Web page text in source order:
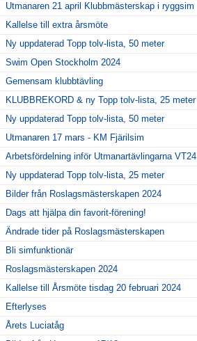
Utmanaren 21 april Klubbmästerskap i ryggsim
Kallelse till extra årsmöte
Ny uppdaterad Topp tolv-lista, 50 meter
Swim Open Stockholm 2024
Gemensam klubbtävling
KLUBBREKORD & ny Topp tolv-lista, 25 meter
Ny uppdaterad Topp tolv-lista, 50 meter
Utmanaren 17 mars - KM Fjärilsim
Arbetsfördelning inför Utmanartävlingarna VT24
Ny uppdaterad Topp tolv-lista, 25 meter
Bilder från Roslagsmästerskapen 2024
Dags att hjälpa din favorit-förening!
Ändrade tider på Roslagsmästerskapen
Bli simfunktionär
Roslagsmästerskapen 2024
Kallelse till Årsmöte tisdag 20 februari 2024
Efterlyses
Årets Luciatåg